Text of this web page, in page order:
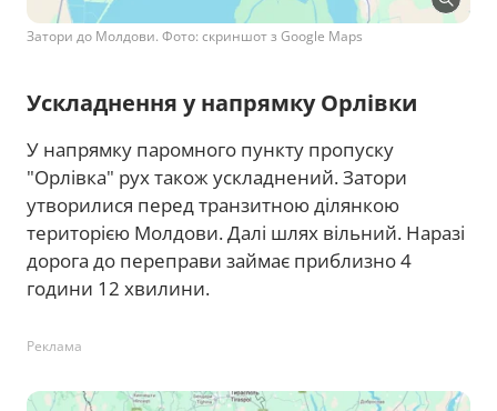
Затори до Молдови. Фото: скриншот з Google Maps
Ускладнення у напрямку Орлівки
У напрямку паромного пункту пропуску
"Орлівка" рух також ускладнений. Затори
утворилися перед транзитною ділянкою
територією Молдови. Далі шлях вільний. Наразі
дорога до переправи займає приблизно 4
години 12 хвилини.
Реклама